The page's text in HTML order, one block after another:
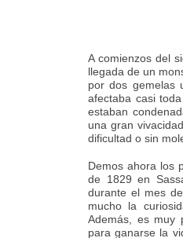
A comienzos del
llegada de un
por dos gemelas
afectaba casi
estaban
una gran
dificultad o sin
Demos ahora los
de 1829 en
durante el mes
mucho la
Además, es muy
para ganarse la